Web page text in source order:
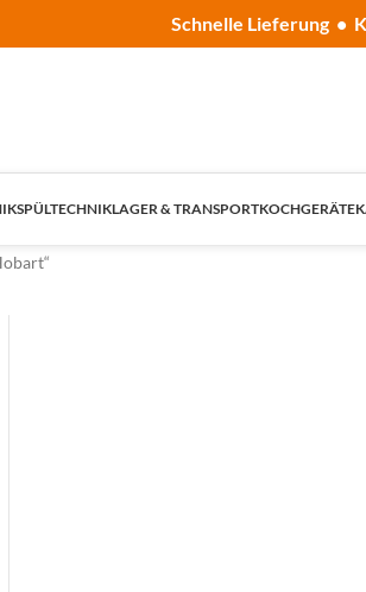
Schnelle Lieferung •
SPÜLTECHNIKLAGER & TRANSPORTKOCHGERÄTE